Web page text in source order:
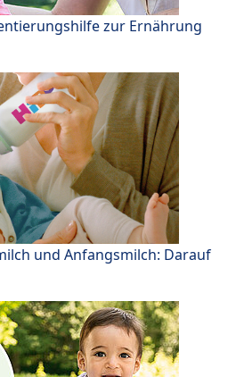
zur Ernährung
und Anfangsmilch: Darauf